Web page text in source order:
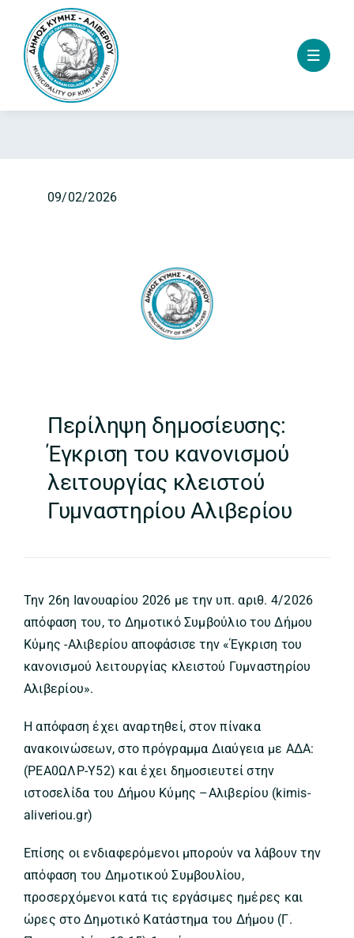
content
09/02/2026
Περίληψη δημοσίευσης:
Έγκριση του κανονισμού
λειτουργίας κλειστού
Γυμναστηρίου Αλιβερίου
Την 26η Ιανουαρίου 2026 με την υπ. αριθ. 4/2026
απόφαση του, το Δημοτικό Συμβούλιο του Δήμου
Κύμης -Αλιβερίου αποφάσισε την «Έγκριση του
κανονισμού λειτουργίας κλειστού Γυμναστηρίου
Αλιβερίου».
Η απόφαση έχει αναρτηθεί, στον πίνακα
ανακοινώσεων, στο πρόγραμμα Διαύγεια με ΑΔΑ:
(ΡΕΑ0ΩΛΡ-Υ52) και έχει δημοσιευτεί στην
ιστοσελίδα του Δήμου Κύμης –Αλιβερίου (kimis-
aliveriou.gr)
Επίσης οι ενδιαφερόμενοι μπορούν να λάβουν την
απόφαση του Δημοτικού Συμβουλίου,
προσερχόμενοι κατά τις εργάσιμες ημέρες και
ώρες στο Δημοτικό Κατάστημα του Δήμου (Γ.